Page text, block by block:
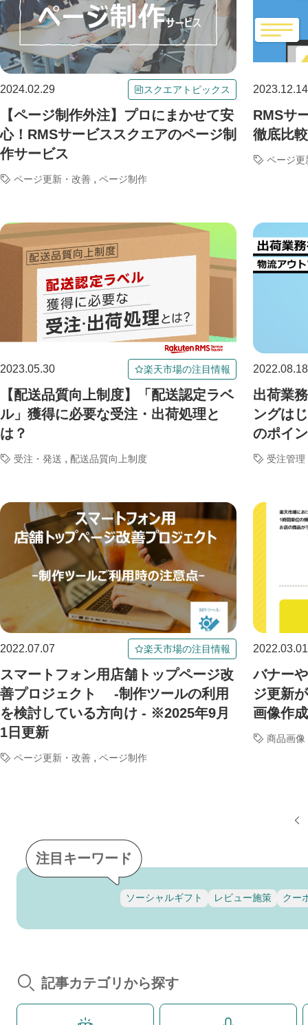
2024.02.29 スクエアトピックス
【ページ制作外注】プロにまかせて安
心！RMSサービススクエアのページ制
作サービス
ページ更新・改善 , ページ制作
2023.12.14
RMSサ
徹底比較
ページ更
2023.05.30 楽天市場の注目情報
【配送品質向上制度】「配送認定ラベ
ル」獲得に必要な受注・出荷処理と
は？
受注・発送 , 配送品質向上制度
2022.08.18
出荷業
ングは
のポイ
受注管理
2022.07.07 楽天市場の注目情報
スマートフォン用店舗トップページ改
善プロジェクト -制作ツールの利用
を検討している方向け - ※2025年9月
1日更新
ページ更新・改善 , ページ制作
2022.03.01
バナー
ジ更新
画像作
商品画像
注目キーワード
ソーシャルギフト レビュー施策 クー
記事カテゴリから探す